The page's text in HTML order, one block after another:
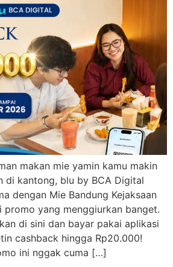
makan mie yamin kamu makin
di kantong, blu by BCA Digital
dengan Mie Bandung Kejaksaan
yang menggiurkan banget.
di sini dan bayar pakai aplikasi
cashback hingga Rp20.000!
ini nggak cuma […]